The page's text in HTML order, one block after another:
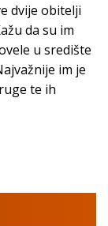
dvije obitelji
da su im
u središte
im je
te ih